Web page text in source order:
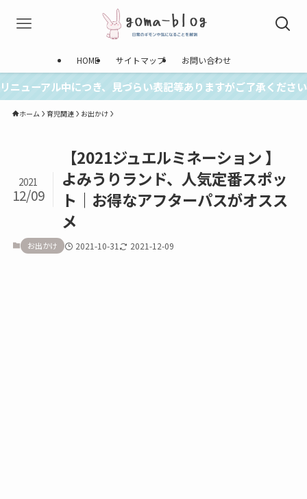
HOME サイトマップ お問い合わせ
リニューアル中につき、見づらい表記等ありますがご了承ください
ホーム 育児関連 お出かけ
【2021ジュエルミネーション 】
よみうりランド、人気定番スポッ
ト｜お得なアフターパスがオスス
メ
2021
12/09
お出かけ 2021-10-31 2021-12-09